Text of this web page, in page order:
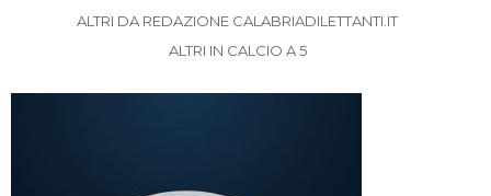
ALTRI DA REDAZIONE CALABRIADILETTANTI.IT
ALTRI IN CALCIO A 5